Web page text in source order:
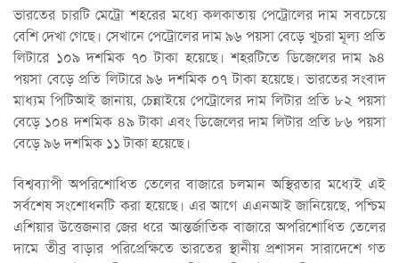
ভারতের চারটি মেট্রো শহরের মধ্যে কলকাতায় পেট্রোলের দাম সবচেয়ে
বেশি দেখা গেছে। সেখানে পেট্রোলের দাম ৯৬ পয়সা বেড়ে খুচরা মূল্য প্রতি
লিটারে ১০৯ দশমিক ৭০ টাকা হয়েছে। শহরটিতে ডিজেলের দাম ৯৪
পয়সা বেড়ে প্রতি লিটারে ৯৬ দশমিক ০৭ টাকা হয়েছে। ভারতের সংবাদ
মাধ্যম পিটিআই জানায়, চেন্নাইয়ে পেট্রোলের দাম লিটার প্রতি ৮২ পয়সা
বেড়ে ১০৪ দশমিক ৪৯ টাকা এবং ডিজেলের দাম লিটার প্রতি ৮৬ পয়সা
বেড়ে ৯৬ দশমিক ১১ টাকা হয়েছে।
বিশ্বব্যাপী অপরিশোধিত তেলের বাজারে চলমান অস্থিরতার মধ্যেই এই
সর্বশেষ সংশোধনটি করা হয়েছে। এর আগে এএনআই জানিয়েছে, পশ্চিম
এশিয়ার উত্তেজনার জের ধরে আন্তর্জাতিক বাজারে অপরিশোধিত তেলের
দামে তীব্র বাড়ার পরিপ্রেক্ষিতে ভারতের স্থানীয় প্রশাসন সারাদেশে গত